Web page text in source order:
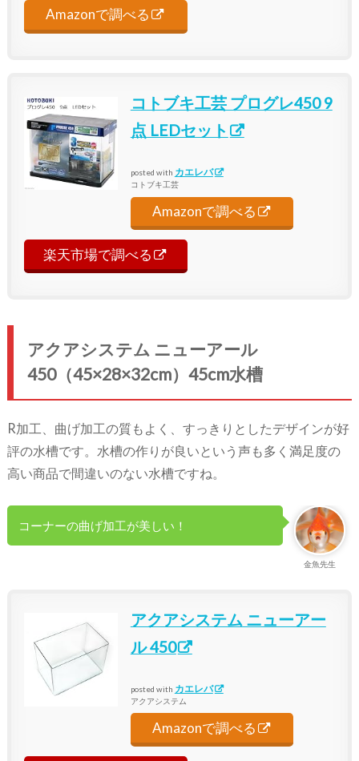
Amazonで調べる
コトブキ工芸 プログレ450 9
点 LEDセット
posted with カエレバ
コトブキ工芸
Amazonで調べる
楽天市場で調べる
アクアシステム ニューアール
450（45×28×32cm）45cm水槽
R加工、曲げ加工の質もよく、すっきりとしたデザインが好
評の水槽です。水槽の作りが良いという声も多く満足度の
高い商品で間違いのない水槽ですね。
金魚先生
コーナーの曲げ加工が美しい！
アクアシステム ニューアー
ル 450
posted with カエレバ
アクアシステム
Amazonで調べる